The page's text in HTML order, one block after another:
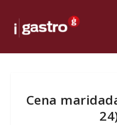
Cena